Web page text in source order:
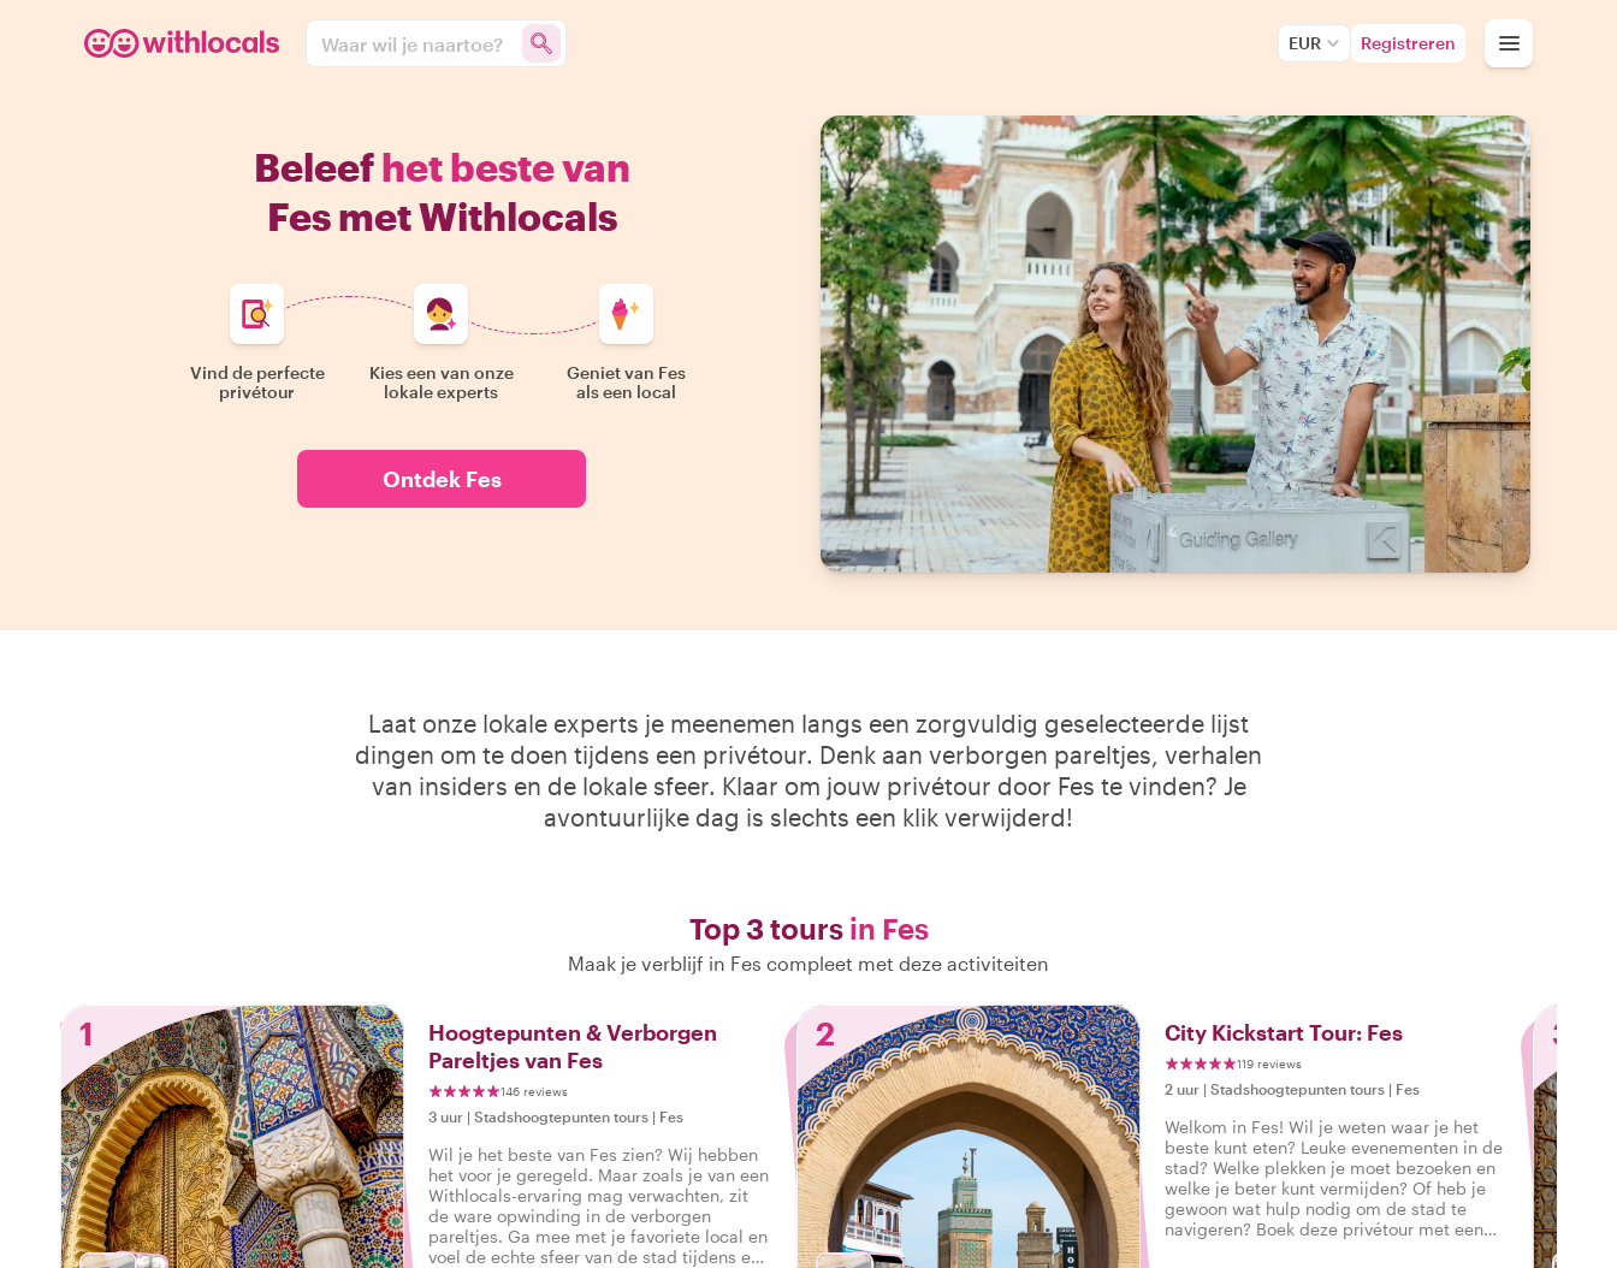
Waar wil je naartoe? EUR Registreren
Beleefhet beste van
Fes met Withlocals
Vind de perfecte
privétour
Kies een van onze
lokale experts
Geniet van Fes
als een local
Ontdek Fes
Laat onze lokale experts je meenemen langs een zorgvuldig geselecteerde lijst
dingen om te doen tijdens een privétour. Denk aan verborgen pareltjes, verhalen
van insiders en de lokale sfeer. Klaar om jouw privétour door Fes te vinden? Je
avontuurlijke dag is slechts een klik verwijderd!
Top 3 tours in Fes
Maak je verblijf in Fes compleet met deze activiteiten
1
Hoogtepunten & Verborgen
Pareltjes van Fes
146 reviews
3 uur | Stadshoogtepunten tours | Fes
Wil je het beste van Fes zien? Wij hebben
het voor je geregeld. Maar zoals je van een
Withlocals-ervaring mag verwachten, zit
de ware opwinding in de verborgen
pareltjes. Ga mee met je favoriete local en
voel de echte sfeer van de stad tijdens een
2 City Kickstart Tour: Fes
119 reviews
2 uur | Stadshoogtepunten tours | Fes
Welkom in Fes! Wil je weten waar je het
beste kunt eten? Leuke evenementen in de
stad? Welke plekken je moet bezoeken en
welke je beter kunt vermijden? Of heb je
gewoon wat hulp nodig om de stad te
navigeren? Boek deze privétour met een
3